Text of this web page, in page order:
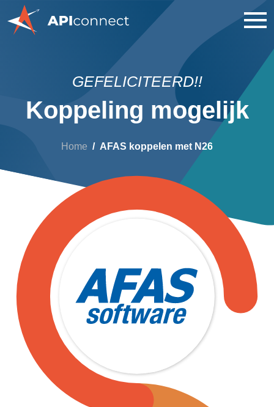
GEFELICITEERD!!
Koppeling mogelijk
Home AFAS koppelen met N26